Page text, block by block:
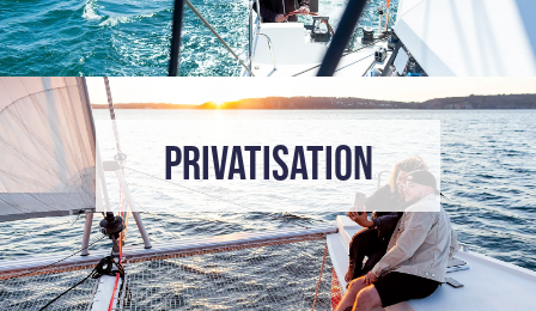
Privatisation